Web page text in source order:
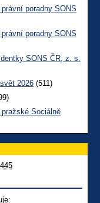
poradny SONS
poradny SONS
SONS ČR, z. s.
2026 (511)
Sociálně